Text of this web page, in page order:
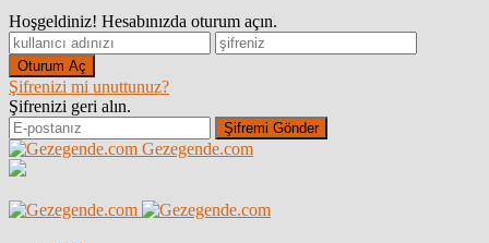
Hoşgeldiniz! Hesabınızda oturum açın.
Şifrenizi mi unuttunuz?
Şifrenizi geri alın.
Gezegende.com